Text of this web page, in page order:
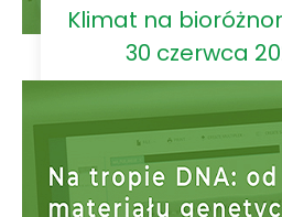
Klimat na
30 czerwca